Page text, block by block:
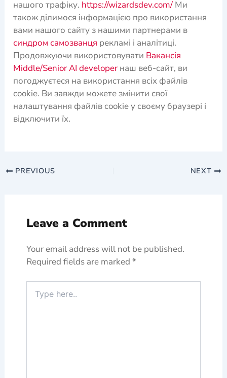
нашого трафіку. https://wizardsdev.com/ Ми
також ділимося інформацією про використання
вами нашого сайту з нашими партнерами в
синдром самозванця рекламі і аналітиці.
Продовжуючи використовувати Вакансія
Middle/Senior AI developer наш веб-сайт, ви
погоджуєтеся на використання всіх файлів
cookie. Ви завжди можете змінити свої
налаштування файлів cookie у своєму браузері і
відключити їх.
PREVIOUS NEXT
Leave a Comment
Your email address will not be published.
Required fields are marked *
here..